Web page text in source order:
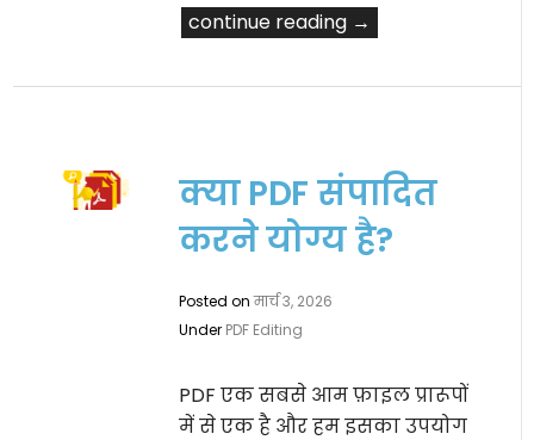
continue reading →
क्या PDF संपादित
करने योग्य है?
Posted onमार्च 3, 2026
Under PDF Editing
PDF एक सबसे आम फ़ाइल प्रारूपों
में से एक है और हम इसका उपयोग